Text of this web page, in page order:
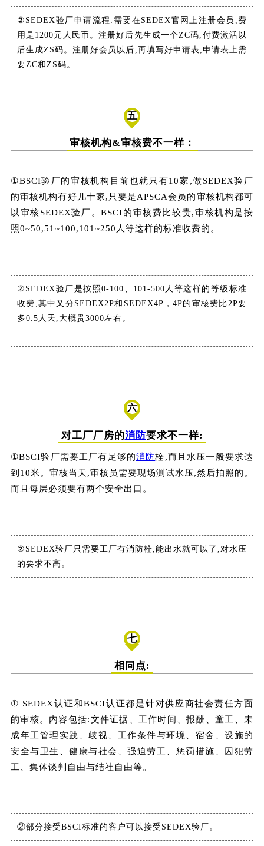
②SEDEX验厂申请流程:需要在SEDEX官网上注册会员,费
用是1200元 人民币 。注册好后先生成一个ZC码,付费激活以
后生成ZS码。注册好会员以后,再填写好申请表,申请表上需
要ZC和ZS码。
五
审核机构&审核费不一样：
①BSCI验厂的审核机构目前也就只有10家,做SEDEX验厂
的审核机构有好几十家,只要是APSCA会员的审核机构都可
以审核SEDEX验厂。BSCI的审核费比较贵,审核机构是按
照0~50,51~100,101~250人等这样的标准收费的。
②SEDEX验厂是按照0-100、101-500人等这样的等级标准
收费,其中又分SEDEX2P和SEDEX4P，4P的审核费比2P要
多0.5人天,大概贵3000左右。
六
对工厂厂房的消防要求不一样:
①BSCI验厂需要工厂有足够的消防栓,而且水压一般要求达
到10米。审核当天,审核员需要现场测试水压,然后拍照的。
而且每层必须要有两个安全出口。
②SEDEX验厂只需要工厂有消防栓,能出水就可以了,对水压
的要求不高。
七
相同点:
① SEDEX认证和BSCI认证都是针对供应商社会责任方面
的审核。内容包括:文件证据、工作时间、报酬、童工、未
成年工管理实践、歧视、工作条件与环境、宿舍、设施的
安全与卫生、健康与社会、强迫劳工、惩罚措施、囚犯劳
工、集体谈判自由与结社自由等。
②部分接受BSCI标准的客户可以接受SEDEX验厂。